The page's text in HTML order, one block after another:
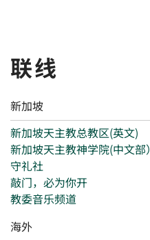
联线
新加坡
新加坡天主教总教区(英文)
新加坡天主教神学院(中文部）
守礼社
敲门，必为你开
教委音乐频道
海外